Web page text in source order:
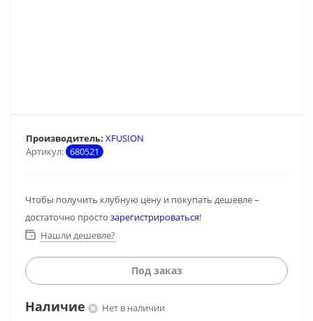
Артикул: 680521
Производитель: XFUSION
Чтобы получить клубную цену и покупать дешевле –
достаточно просто зарегистрироваться!
Нашли дешевле?
Под заказ
Наличие Нет в наличии